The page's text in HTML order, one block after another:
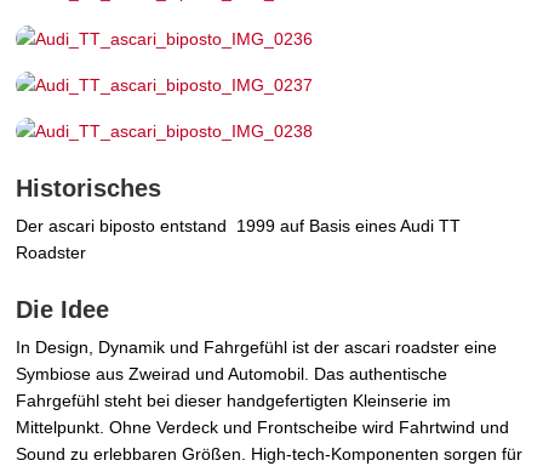
Historisches
Der ascari biposto entstand 1999 auf Basis eines Audi TT
Roadster
Die Idee
In Design, Dynamik und Fahrgefühl ist der ascari roadster eine
Symbiose aus Zweirad und Automobil. Das authentische
Fahrgefühl steht bei dieser handgefertigten Kleinserie im
Mittelpunkt. Ohne Verdeck und Frontscheibe wird Fahrtwind und
Sound zu erlebbaren Größen. High-tech-Komponenten sorgen für